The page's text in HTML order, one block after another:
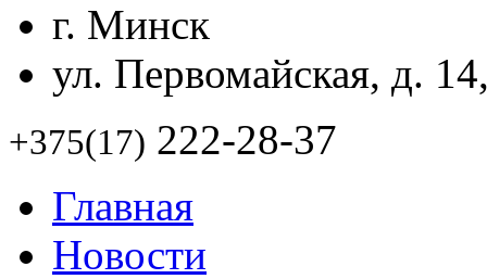
г. Минск
ул. Первомайская, д.
+375(17) 222-28-37
Главная
Новости